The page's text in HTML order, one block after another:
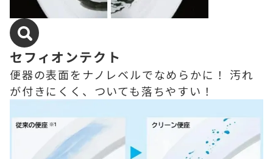
セフィオンテクト
便器の表面をナノレベルでなめらかに！ 汚れ
が付きにくく、ついても落ちやすい！